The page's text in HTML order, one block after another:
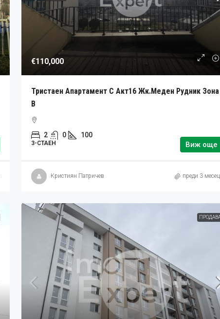
€110,000
Тристаен Апартамент С Акт16 Жк.Меден Рудник Зона
В
2 0 100
3-СТАЕН Виж още
Кристиян Патричев преди 3